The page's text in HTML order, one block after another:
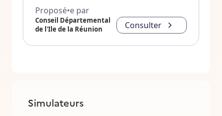
Proposé•e par
Conseil Départemental
de l'Ile de la Réunion
Consulter
Simulateurs